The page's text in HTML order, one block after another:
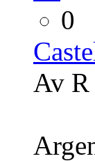
0
Av R